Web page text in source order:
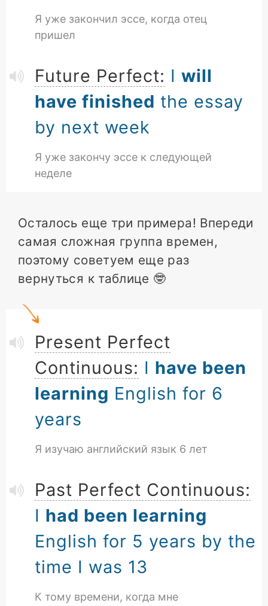
Я уже закончил эссе, когда отец
пришел
Future Perfect: I will
have finished the essay
by next week
Я уже закончу эссе к следующей
неделе
Осталось еще три примера! Впереди
самая сложная группа времен,
поэтому советуем еще раз
вернуться к таблице 🤓
Present Perfect
Continuous: I have been
learning English for 6
years
Я изучаю английский язык 6 лет
Past Perfect Continuous:
I had been learning
English for 5 years by the
time I was 13
К тому времени, когда мне